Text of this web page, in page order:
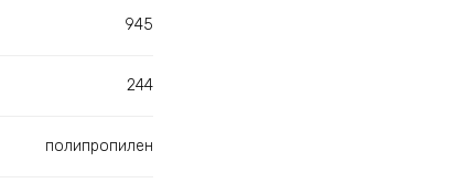
945
244
полипропилен